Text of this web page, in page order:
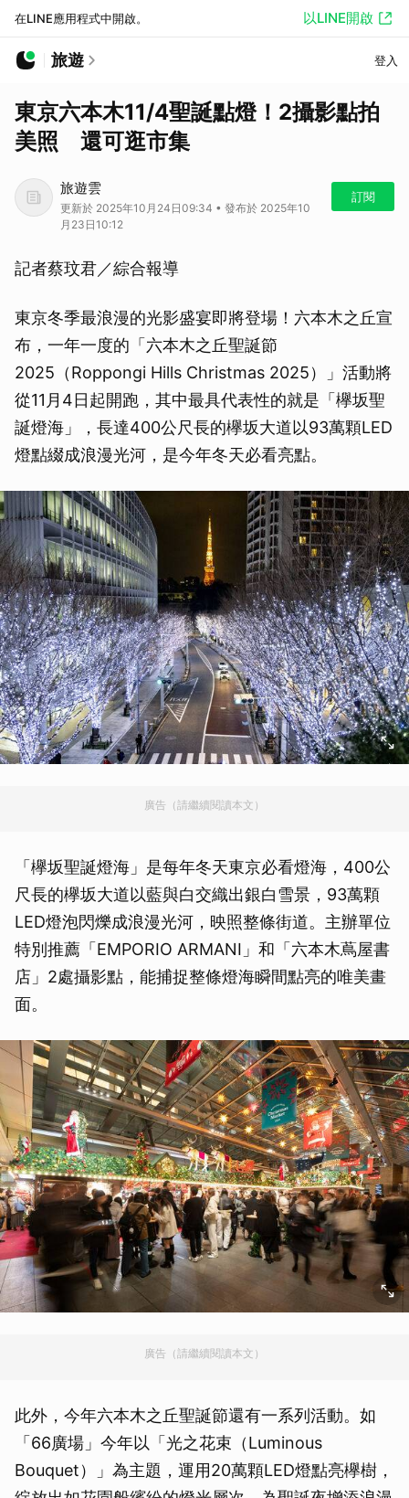
在LINE應用程式中開啟。 以LINE開啟
旅遊 登入
東京六本木11/4聖誕點燈！2攝影點拍
美照 還可逛市集
旅遊雲
更新於 2025年10月24日09:34 • 發布於 2025年10
月23日10:12
訂閱
記者蔡玟君／綜合報導
東京冬季最浪漫的光影盛宴即將登場！六本木之丘宣
布，一年一度的「六本木之丘聖誕節
2025（Roppongi Hills Christmas 2025）」活動將
從11月4日起開跑，其中最具代表性的就是「欅坂聖
誕燈海」，長達400公尺長的欅坂大道以93萬顆LED
燈點綴成浪漫光河，是今年冬天必看亮點。
廣告（請繼續閱讀本文）
「欅坂聖誕燈海」是每年冬天東京必看燈海，400公
尺長的欅坂大道以藍與白交織出銀白雪景，93萬顆
LED燈泡閃爍成浪漫光河，映照整條街道。主辦單位
特別推薦「EMPORIO ARMANI」和「六本木蔦屋書
店」2處攝影點，能捕捉整條燈海瞬間點亮的唯美畫
面。
廣告（請繼續閱讀本文）
此外，今年六本木之丘聖誕節還有一系列活動。如
「66廣場」今年以「光之花束（Luminous
Bouquet）」為主題，運用20萬顆LED燈點亮欅樹，